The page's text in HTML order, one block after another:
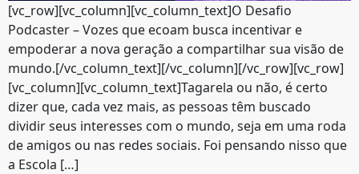
[vc_row][vc_column][vc_column_text]O Desafio
Podcaster – Vozes que ecoam busca incentivar e
empoderar a nova geração a compartilhar sua visão de
mundo.[/vc_column_text][/vc_column][/vc_row][vc_row]
[vc_column][vc_column_text]Tagarela ou não, é certo
dizer que, cada vez mais, as pessoas têm buscado
dividir seus interesses com o mundo, seja em uma roda
de amigos ou nas redes sociais. Foi pensando nisso que
a Escola […]